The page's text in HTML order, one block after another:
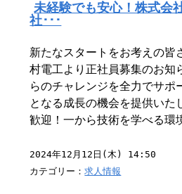
未経験でも安心！株式会
社･･･
新たなスタートをお考えの皆
村電工より正社員募集のお
らのチャレンジを全力でサポ
となる成長の機会を提供い
歓迎！一から技術を学べる
2024年12月12日(木) 14:50
カテゴリー：求人情報